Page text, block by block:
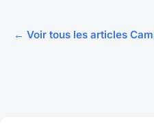
← Voir tous les articles